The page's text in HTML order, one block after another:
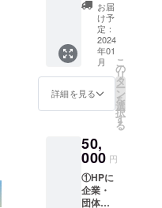
血が気
になる
場合は
水で手
洗い
し、経
血を流
した後
くださ
い。
テッ
カーを
お届け
しま
す。
プショ
ンから
ご選択
くださ
い。 ※
リリー
ント参
加にか
通費/宿
泊費等
は自己
負担で
お願い
いたし
ら見つ
けてい
きま
す。 プ
ライバ
シーは
ますの
で、ご
い。 個
人情報
や相談
内容を
外部や
欄にご
記載く
ださ
い。 ※
デザイ
ンは写
のと変
更され
りま
す。 ※
ラテッ
クスア
レル
載方
法：HP
に掲載
させて
いただ
きま
す。 掲
載内
載を希
望され
るお名
前を必
ずご記
らのお
礼及び
報告を
させて
いただ
く予定
です。
※視聴期
ざいま
せん。
※本リ
ターン
の内容
の悩み
は誰で
も抱え
るも
の。 そ
れでも
人に打
ち明け
られな
たくさ
んいま
す。
セック
スレ
ス、性
お届
け予
定：
2024
年01
月
詳細を見る
こ
の
リ
タ
ー
ン
を
選
択
す
る
50,
000 円
①HPに
企業・
団体名